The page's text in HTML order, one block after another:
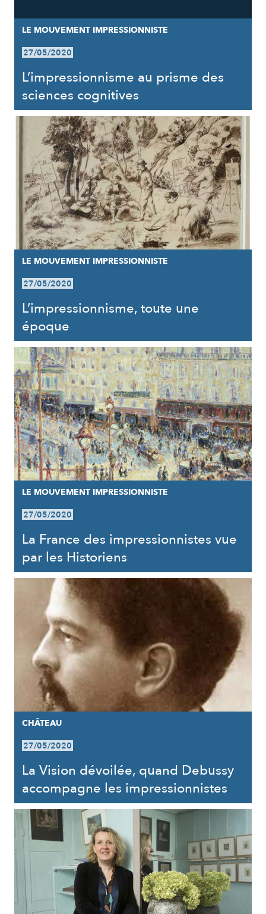
LE MOUVEMENT IMPRESSIONNISTE
27/05/2020
L’impressionnisme au prisme des
sciences cognitives
LE MOUVEMENT IMPRESSIONNISTE
27/05/2020
L’impressionnisme, toute une
époque
LE MOUVEMENT IMPRESSIONNISTE
27/05/2020
La France des impressionnistes vue
par les Historiens
CHÂTEAU
27/05/2020
La Vision dévoilée, quand Debussy
accompagne les impressionnistes